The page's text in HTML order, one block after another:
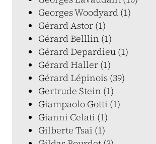
Georges Woodyard (1)
Gérard Astor (1)
Gérard Belllin (1)
Gérard Depardieu (1)
Gérard Haller (1)
Gérard Lépinois (39)
Gertrude Stein (1)
Giampaolo Gotti (1)
Gianni Celati (1)
Gilberte Tsaï (1)